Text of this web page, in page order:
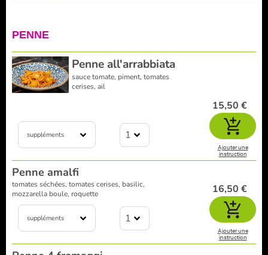
PENNE
Penne all'arrabbiata
sauce tomate, piment, tomates
cerises, ail
suppléments 1
15,50 €
Ajouter une
instruction
Penne amalfi
tomates séchées, tomates cerises, basilic,
mozzarella boule, roquette
suppléments 1
16,50 €
Ajouter une
instruction